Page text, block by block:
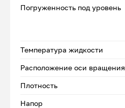
Погруженность под уровень
Температура жидкости
Расположение оси вращения
Плотность
Напор